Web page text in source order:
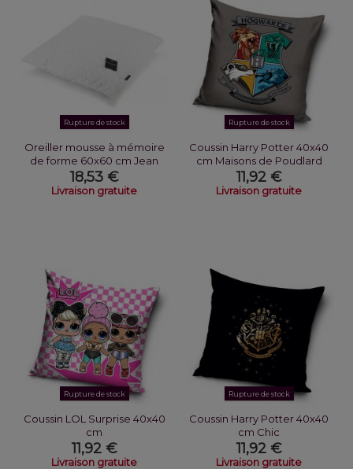
Rupture de stock
Oreiller mousse à mémoire
de forme 60x60 cm Jean
Louis...
18,53 €
Livraison gratuite
Rupture de stock
Coussin Harry Potter 40x40
cm Maisons de Poudlard
11,92 €
Livraison gratuite
Rupture de stock
Coussin LOL Surprise 40x40
cm
11,92 €
Livraison gratuite
Rupture de stock
Coussin Harry Potter 40x40
cm Chic
11,92 €
Livraison gratuite